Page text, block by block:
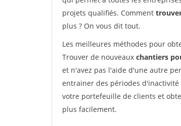
projets qualifiés. Comment
plus ? On vous dit tout.
Les meilleures méthodes pour
Trouver de nouveaux chantiers
et n'avez pas l'aide d'une autre
entrainer des périodes d'inactivité
votre portefeuille de clients et
plus facilement.